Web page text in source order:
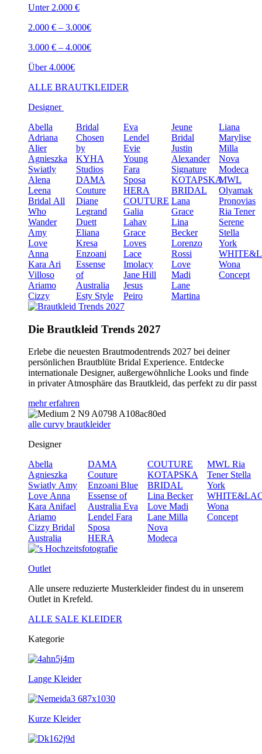
Unter 2.000 €
2.000 € – 3.000€
3.000 € – 4.000€
Über 4.000€
ALLE BRAUTKLEIDER
Designer
Abella
Adriana
Alier
Agnieszka
Swiatly
Alena
Leena
Bridal All
Who
Wander
Amy
Love
Anna
Kara Ari
Villoso
Ariamo
Cizzy
Bridal
Chosen
by
KYHA
Studios
DAMA
Couture
Diane
Legrand
Duett
Eliana
Kresa
Enzoani
Essense
of
Australia
Esty Style
Eva
Lendel
Evie
Young
Fara
Sposa
HERA
COUTURE
Galia
Lahav
Grace
Loves
Lace
Imolacy
Jane Hill
Jesus
Peiro
Jeune
Bridal
Justin
Alexander
Signature
KOTAPSKA
BRIDAL
Lana
Grace
Lina
Becker
Lorenzo
Rossi
Love
Madi
Lane
Martina
Liana
Marylise
Milla
Nova
Modeca
MWL
Olyamak
Pronovias
Ria Tener
Serene
Stella
York
Wona
Concept
Die Brautkleid Trends 2027
Erlebe die neuesten Brautmodentrends 2027 bei deiner
persönlichen Brautblüte Bridal Experience. Entdecke
internationale Designer, außergewöhnliche Looks und finde
in privater Atmosphäre das Brautkleid, das perfekt zu dir passt
mehr erfahren
alle curvy brautkleider
Designer
Abella
Agnieszka
Swiatly Amy
Love Anna
Kara Anifael
Ariamo
Cizzy Bridal
Australia
DAMA
Couture
Enzoani Blue
Essense of
Australia Eva
Lendel Fara
Sposa
HERA
COUTURE
KOTAPSKA
BRIDAL
Lina Becker
Love Madi
Lane Milla
Nova
Modeca
MWL Ria
Tener Stella
York
Wona
Concept
Outlet
Alle unsere reduzierte Musterkleider findest du in unserem
Outlet in Krefeld.
ALLE SALE KLEIDER
Kategorie
Lange Kleider
Kurze Kleider